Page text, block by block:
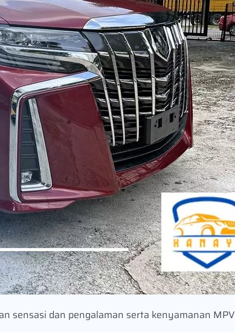
sensasi dan pengalaman serta kenyamanan MPV